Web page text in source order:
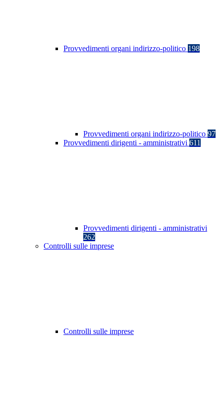
Provvedimenti organi indirizzo-politico 198
Provvedimenti organi indirizzo-politico 97
Provvedimenti dirigenti - amministrativi 611
Provvedimenti dirigenti - amministrativi
262
Controlli sulle imprese
Controlli sulle imprese